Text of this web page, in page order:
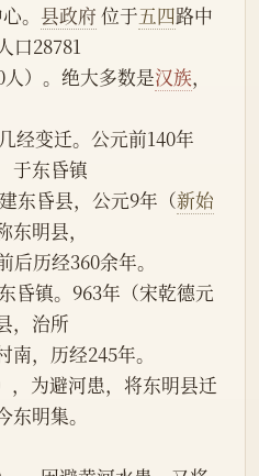
。 县政府 位于五四路中
口28781
人）。绝大多数是汉族，
于东昏镇
东昏县，公元9年（新始
明县，
历经360余年。
昏镇。963年（宋乾德元
，治所
，历经245年。
明集。